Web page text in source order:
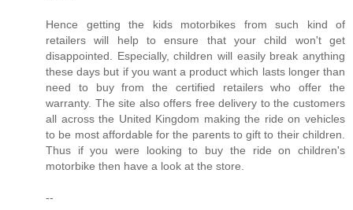
Hence getting the kids motorbikes from such kind of
retailers will help to ensure that your child won't get
disappointed. Especially, children will easily break anything
these days but if you want a product which lasts longer than
need to buy from the certified retailers who offer the
warranty. The site also offers free delivery to the customers
all across the United Kingdom making the ride on vehicles
to be most affordable for the parents to gift to their children.
Thus if you were looking to buy the ride on children's
motorbike then have a look at the store.
--